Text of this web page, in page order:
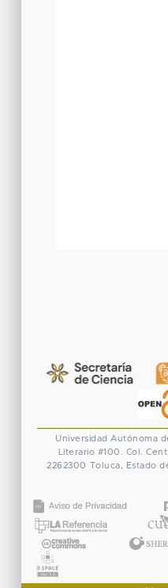
Universidad Autónoma
Literario #100. Col.
2262300 Toluca, Estado